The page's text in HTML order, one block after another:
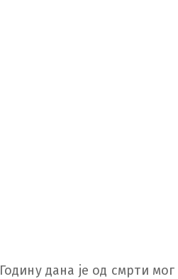
Годину дана је од смрти